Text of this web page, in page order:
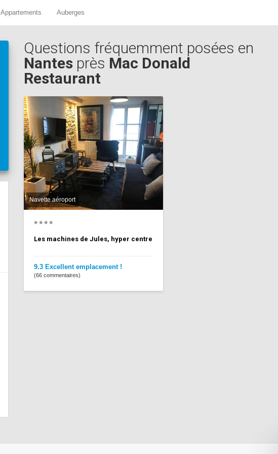
Appartements Auberges
Questions fréquemment posées en
Nantesprès Mac Donald
Restaurant
Navette aéroport
Les machines de Jules, hyper centre
9.3 Excellent emplacement !
(66 commentaires)